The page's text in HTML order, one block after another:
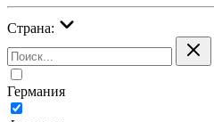
Страна:
Германия